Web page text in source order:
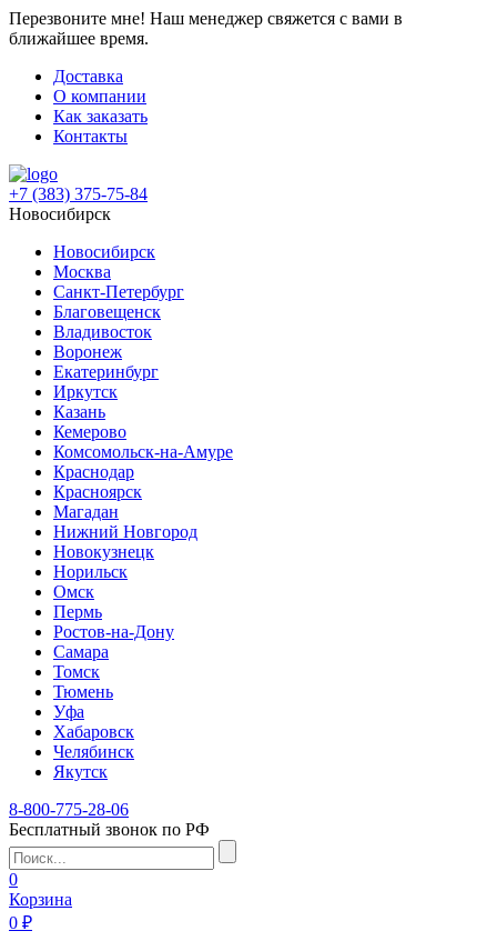
Перезвоните мне! Наш менеджер свяжется с вами в
ближайшее время.
Доставка
О компании
Как заказать
Контакты
+7 (383) 375-75-84
Новосибирск
Новосибирск
Москва
Санкт-Петербург
Благовещенск
Владивосток
Воронеж
Екатеринбург
Иркутск
Казань
Кемерово
Комсомольск-на-Амуре
Краснодар
Красноярск
Магадан
Нижний Новгород
Новокузнецк
Норильск
Омск
Пермь
Ростов-на-Дону
Самара
Томск
Тюмень
Уфа
Хабаровск
Челябинск
Якутск
8-800-775-28-06
Бесплатный звонок по РФ
0
Корзина
0 ₽